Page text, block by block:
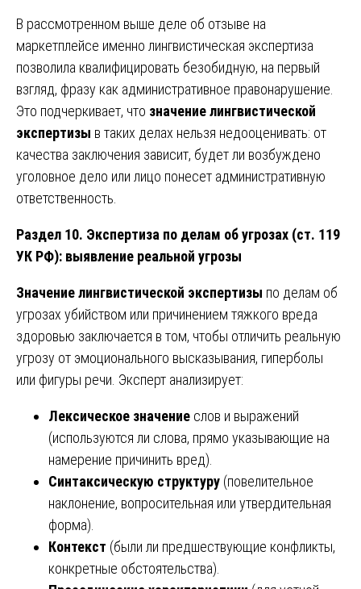
В рассмотренном выше деле об отзыве на
маркетплейсе именно лингвистическая экспертиза
позволила квалифицировать безобидную, на первый
взгляд, фразу как административное правонарушение.
Это подчеркивает, что значение лингвистической
экспертизы в таких делах нельзя недооценивать: от
качества заключения зависит, будет ли возбуждено
уголовное дело или лицо понесет административную
ответственность.
Раздел 10. Экспертиза по делам об угрозах (ст. 119
УК РФ): выявление реальной угрозы
Значение лингвистической экспертизы по делам об
угрозах убийством или причинением тяжкого вреда
здоровью заключается в том, чтобы отличить реальную
угрозу от эмоционального высказывания, гиперболы
или фигуры речи. Эксперт анализирует:
Лексическое значение слов и выражений
(используются ли слова, прямо указывающие на
намерение причинить вред).
Синтаксическую структуру (повелительное
наклонение, вопросительная или утвердительная
форма).
Контекст (были ли предшествующие конфликты,
конкретные обстоятельства).